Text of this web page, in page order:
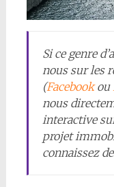
Si ce genre
nous sur les
(Facebookou
nous
interactive
projet
connaissez